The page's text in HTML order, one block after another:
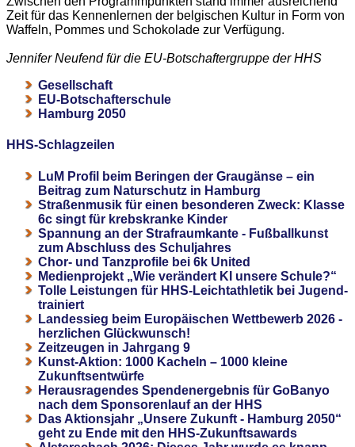
Zeit für das Kennenlernen der belgischen Kultur in Form von
Waffeln, Pommes und Schokolade zur Verfügung.
Jennifer Neufend für die EU-Botschaftergruppe der HHS
Gesellschaft
EU-Botschafterschule
Hamburg 2050
HHS-Schlagzeilen
LuM Profil beim Beringen der Graugänse – ein
Beitrag zum Naturschutz in Hamburg
Straßenmusik für einen besonderen Zweck: Klasse
6c singt für krebskranke Kinder
Spannung an der Strafraumkante - Fußballkunst
zum Abschluss des Schuljahres
Chor- und Tanzprofile bei 6k United
Medienprojekt „Wie verändert KI unsere Schule?“
Tolle Leistungen für HHS-Leichtathletik bei Jugend-
trainiert
Landessieg beim Europäischen Wettbewerb 2026 -
herzlichen Glückwunsch!
Zeitzeugen in Jahrgang 9
Kunst-Aktion: 1000 Kacheln – 1000 kleine
Zukunftsentwürfe
Herausragendes Spendenergebnis für GoBanyo
nach dem Sponsorenlauf an der HHS
Das Aktionsjahr „Unsere Zukunft - Hamburg 2050“
geht zu Ende mit den HHS-Zukunftsawards